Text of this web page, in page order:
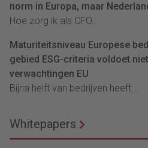
norm in Europa, maar
Hoe zorg ik als CFO...
Maturiteitsniveau Europese
gebied ESG-criteria voldoet
verwachtingen EU
Bijna helft van bedrijven heeft...
Whitepapers